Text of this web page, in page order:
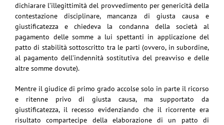
dichiarare l’illegittimità del provvedimento per genericità della
contestazione disciplinare, mancanza di giusta causa e
giustificatezza e chiedeva la condanna della società al
pagamento delle somme a lui spettanti in applicazione del
patto di stabilità sottoscritto tra le parti (ovvero, in subordine,
al pagamento dell’indennità sostitutiva del preavviso e delle
altre somme dovute).
Mentre il giudice di primo grado accolse solo in parte il ricorso
e ritenne privo di giusta causa, ma supportato da
giustificatezza, il recesso evidenziando che il ricorrente era
risultato compartecipe della elaborazione di un patto di